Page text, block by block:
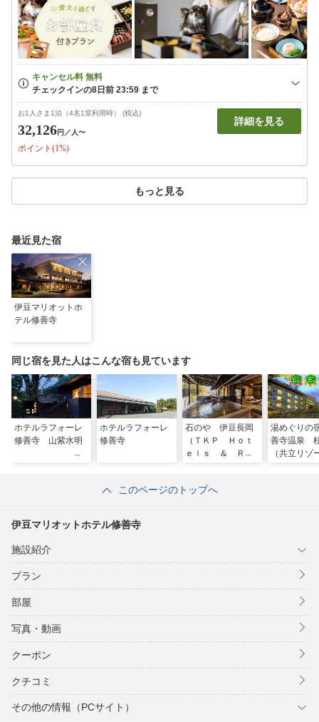
お1人さま1泊（4名1室利用時） (税込)
32,126円 ／人〜
ポイント(1%)
詳細を見る
もっと見る
最近見た宿
伊豆マリオットホ
テル修善寺
同じ宿を見た人はこんな宿も見ています
ホテルラフォーレ
修善寺 山紫水明
ホテルラフォーレ
修善寺
石のや 伊豆長岡
（ＴＫＰ Ｈｏｔ
ｅｌｓ ＆ Ｒｅ
湯めぐり
善寺温泉
（共立リゾ
このページのトップへ
伊豆マリオットホテル修善寺
施設紹介
プラン
部屋
写真・動画
クーポン
クチコミ
その他の情報（PCサイト）